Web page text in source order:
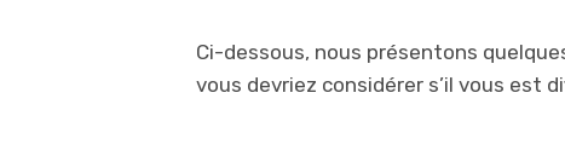
Ci-dessous, nous présentons
vous devriez considérer s’il vous est